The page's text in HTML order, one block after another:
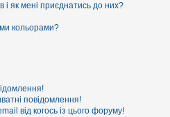
і як мені приєднатись до них?
кольорами?
повідомлення!
від когось із цього форуму!